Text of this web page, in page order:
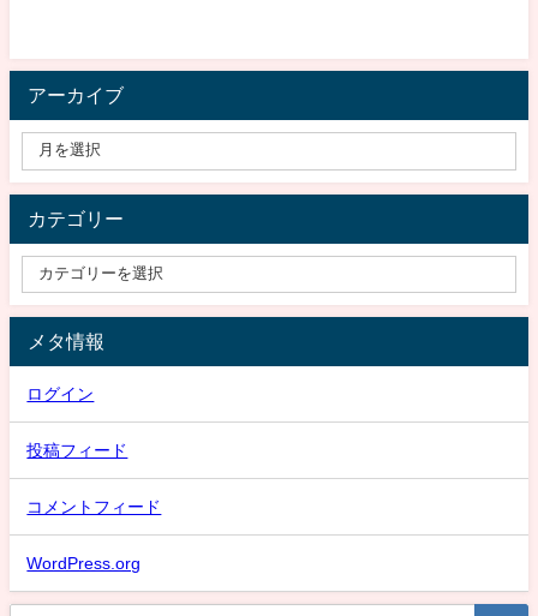
アーカイブ
カテゴリー
メタ情報
ログイン
投稿フィード
コメントフィード
WordPress.org